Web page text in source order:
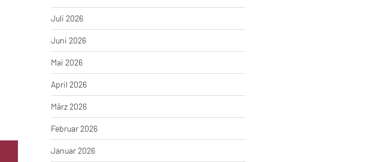
Juli 2026
Juni 2026
Mai 2026
April 2026
März 2026
Februar 2026
Januar 2026